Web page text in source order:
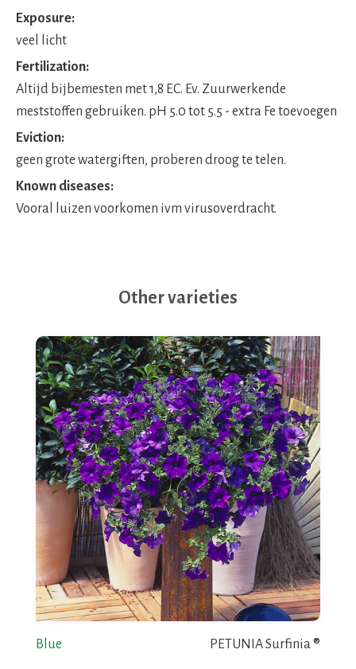
Exposure:
veel licht
Fertilization:
Altijd bijbemesten met 1,8 EC. Ev. Zuurwerkende
meststoffen gebruiken. pH 5.0 tot 5.5 - extra Fe toevoegen
Eviction:
geen grote watergiften, proberen droog te telen.
Known diseases:
Vooral luizen voorkomen ivm virusoverdracht.
Other varieties
Blue PETUNIA Surfinia ®